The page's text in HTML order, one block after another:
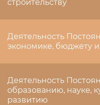
строительству
Деятельность
экономике, бюджету
Деятельность
образованию, науке,
развитию